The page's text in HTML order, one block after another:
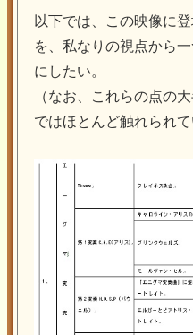
以下では、この映像に
を、私なりの視点から
にしたい。
（なお、これらの点の
ではほとんど触れられて